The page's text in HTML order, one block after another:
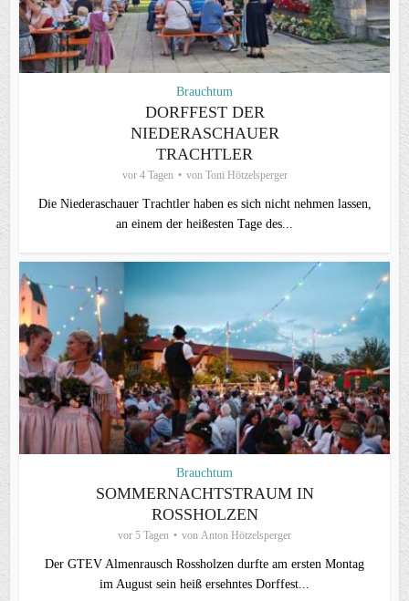
Brauchtum
DORFFEST DER
NIEDERASCHAUER
TRACHTLER
vor 4 Tagen von Toni Hötzelsperger
Die Niederaschauer Trachtler haben es sich nicht nehmen lassen,
an einem der heißesten Tage des...
Brauchtum
SOMMERNACHTSTRAUM IN
ROSSHOLZEN
vor 5 Tagen von Anton Hötzelsperger
Der GTEV Almenrausch Rossholzen durfte am ersten Montag
im August sein heiß ersehntes Dorffest...